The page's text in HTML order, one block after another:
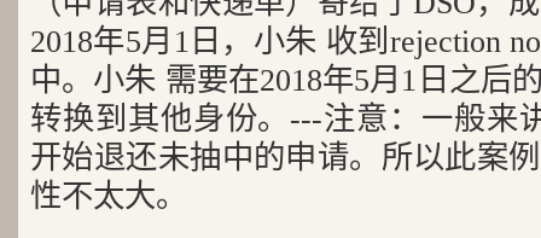
2018年5月1日，小朱 收到rejection
中。小朱 需要在2018年5月1日之后
转换到其他身份。---注意：一般来
开始退还未抽中的申请。所以此案
性不太大。